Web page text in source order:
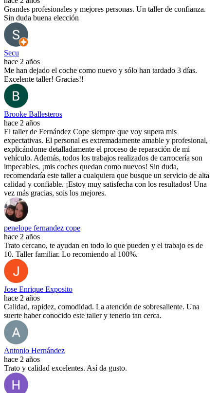
Grandes profesionales y mejores personas. Un taller de confianza.
Sin duda buena elección
Secu
hace 2 años
Me han dejado el coche como nuevo y sólo han tardado 3 días.
Excelente taller! Gracias!!
Brooke Ballesteros
hace 2 años
El taller de Fernández Cope siempre que voy supera mis
expectativas. El personal es extremadamente amable y profesional,
explicándome detalladamente el proceso de reparación de mi
vehículo. Además, todos los trabajos realizados de carrocería son
impecables, ¡mis coches quedan como nuevos! Sin duda,
recomendaría este taller a cualquiera que busque un servicio de alta
calidad y confiable. ¡Estoy muy satisfecha con los resultados! Una
vez más gracias, sois los mejores.
penelope fernandez cope
hace 2 años
Trato cercano, te ayudan en todo lo que pueden y el trabajo es de
10. Taller familiar. Lo recomiendo al 100%.
Jose Enrique Exposito
hace 2 años
Calidad, rapidez, comodidad. La atención de sobresaliente. Una
suerte haber conocido este taller y tenerlo tan cerca.
Antonio Hernández
hace 2 años
Trato y calidad excelentes. Así da gusto.